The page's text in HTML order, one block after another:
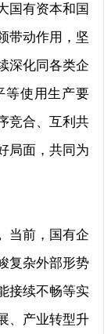
国有资本和国
带动作用，坚
深化同各类企
等使用生产要
竞合、互利共
局面，共同为
当前，国有企
复杂外部形势
接续不畅等实
、产业转型升